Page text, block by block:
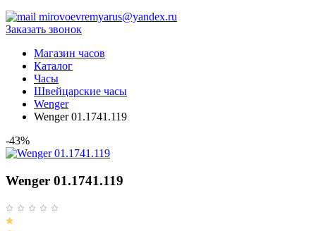
mirovoevremyarus@yandex.ru
Заказать звонок
Магазин часов
Каталог
Часы
Швейцарские часы
Wenger
Wenger 01.1741.119
-43%
Wenger 01.1741.119